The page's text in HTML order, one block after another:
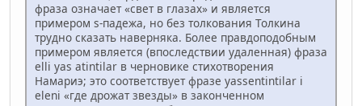
фраза означает «свет в глазах» и является
примером s-падежа, но без толкования Толкина
трудно сказать наверняка. Более правдоподобным
примером является (впоследствии удаленная) фраза
elli yas atintilar в черновике стихотворения
Намариэ; это соответствует фразе yassentintilar i
eleni «где дрожат звезды» в законченном